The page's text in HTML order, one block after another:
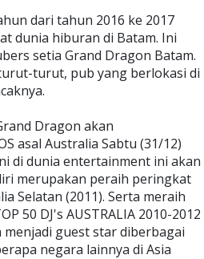
dari tahun 2016 ke 2017
dunia hiburan di Batam. Ini
setia Grand Dragon Batam.
turut, pub yang berlokasi di
Dragon akan
asal Australia Sabtu (31/12)
di dunia entertainment ini akan
merupakan peraih peringkat
Selatan (2011). Serta meraih
50 DJ's AUSTRALIA 2010-2012
menjadi guest star diberbagai
negara lainnya di Asia